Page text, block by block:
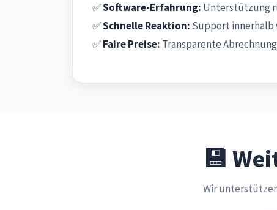
✅Software-Erfahrung: Unterstützung
✅Schnelle Reaktion: Support innerhalb
✅Faire Preise: Transparente
💾
Wir